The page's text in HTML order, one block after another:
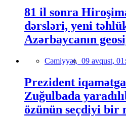
81 il sonra
dərsləri, yeni
Azərbaycanın
Cəmiyyət, 09 avqust,
Prezident
Zuğulbada
özünün seçdiyi bir